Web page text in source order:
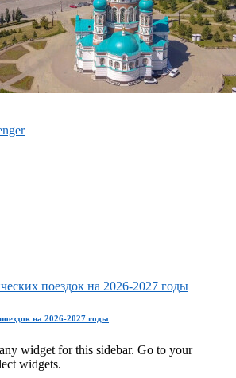
поездок на 2026-2027 годы
на 2026-2027 годы
widget for this sidebar. Go to your
widgets.